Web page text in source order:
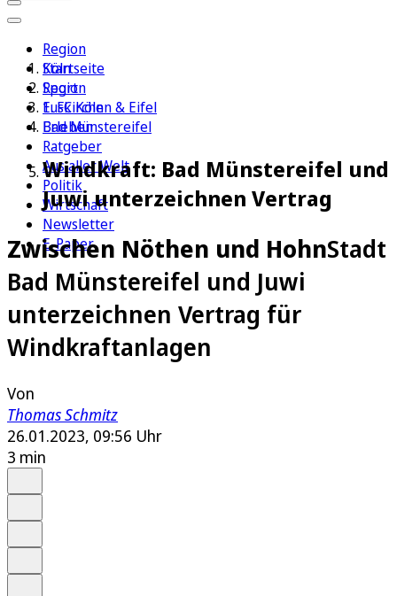
Region
Köln
Sport
1. FC Köln
Erleben
Ratgeber
Aus aller Welt
Politik
Wirtschaft
Newsletter
E-Paper
Startseite
Region
Euskirchen & Eifel
Bad Münstereifel
Windkraft: Bad Münstereifel und
Juwi unterzeichnen Vertrag
Zwischen Nöthen und HohnStadt
Bad Münstereifel und Juwi
unterzeichnen Vertrag für
Windkraftanlagen
Von
Thomas Schmitz
26.01.2023, 09:56 Uhr
3 min